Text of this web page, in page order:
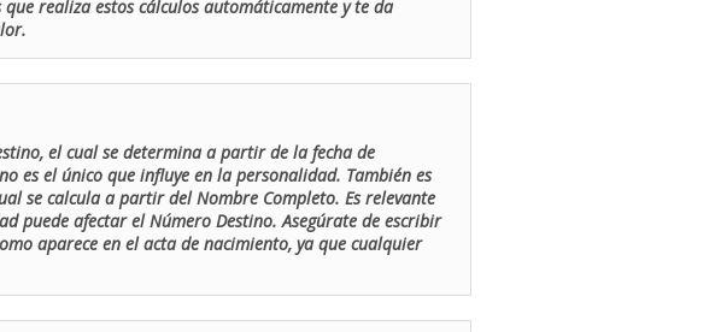
realiza estos cálculos automáticamente y te da
el cual se determina a partir de la fecha de
es el único que influye en la personalidad. También es
se calcula a partir del Nombre Completo. Es relevante
puede afectar el Número Destino. Asegúrate de escribir
aparece en el acta de nacimiento, ya que cualquier